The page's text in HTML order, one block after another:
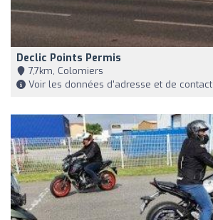
Declic Points Permis
7,7km, Colomiers
Voir les données d'adresse et de contact